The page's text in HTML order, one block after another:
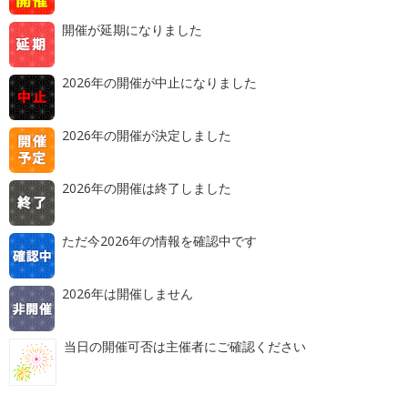
開催が延期になりました
2026年の開催が中止になりました
2026年の開催が決定しました
2026年の開催は終了しました
ただ今2026年の情報を確認中です
2026年は開催しません
当日の開催可否は主催者にご確認ください